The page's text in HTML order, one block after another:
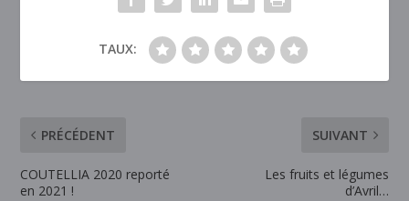
TAUX:
PRÉCÉDENT
COUTELLIA 2020 reporté
en 2021 !
SUIVANT
Les fruits et légumes
d’Avril…